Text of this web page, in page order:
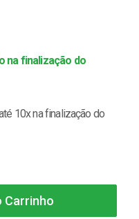
na finalização do
10x na finalização do
Carrinho